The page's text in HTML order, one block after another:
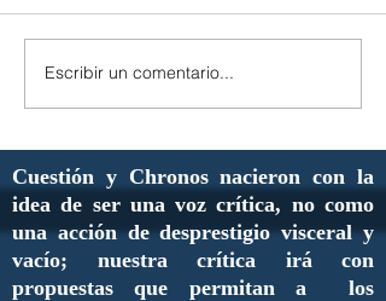
Escribir un comentario...
Cuestión y Chronos nacieron con la
idea de ser una voz crítica, no como
una acción de desprestigio visceral y
vacío; nuestra crítica irá con
propuestas que permitan a los